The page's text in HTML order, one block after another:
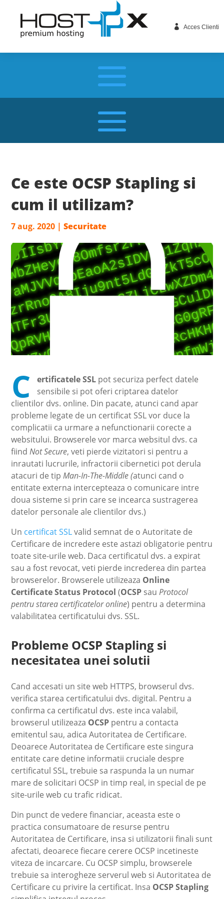
 Acces Clienti
Ce este OCSP Stapling si
cum il utilizam?
7 aug. 2020 |Securitate
C ertificatele SSL pot securiza perfect datele
sensibile si pot oferi criptarea datelor
clientilor dvs. online. Din pacate, atunci cand apar
probleme legate de un certificat SSL vor duce la
complicatii ca urmare a nefunctionarii corecte a
websitului. Browserele vor marca websitul dvs. ca
fiindNot Secure, veti pierde vizitatori si pentru a
inrautati lucrurile, infractorii cibernetici pot derula
atacuri de tipMan-In-The-Middle (atunci cand o
entitate externa intercepteaza o comunicare intre
doua sisteme si prin care se incearca sustragerea
datelor personale ale clientilor dvs.)
Un certificat SSLvalid semnat de o Autoritate de
Certificare de incredere este astazi obligatorie pentru
toate site-urile web. Daca certificatul dvs. a expirat
sau a fost revocat, veti pierde increderea din partea
browserelor. Browserele utilizeaza Online
Certificate Status Protocol (OCSP sauProtocol
pentru starea certificatelor online) pentru a determina
valabilitatea certificatului dvs. SSL.
Probleme OCSP Stapling si
necesitatea unei solutii
Cand accesati un site web HTTPS, browserul dvs.
verifica starea certificatului dvs. digital. Pentru a
confirma ca certificatul dvs. este inca valabil,
browserul utilizeaza OCSP pentru a contacta
emitentul sau, adica Autoritatea de Certificare.
Deoarece Autoritatea de Certificare este singura
entitate care detine informatii cruciale despre
certificatul SSL, trebuie sa raspunda la un numar
mare de solicitari OCSP in timp real, in special de pe
site-urile web cu trafic ridicat.
Din punct de vedere financiar, aceasta este o
practica consumatoare de resurse pentru
Autoritatea de Certificare, insa si utilizatorii finali sunt
afectati, deoarece fiecare cerere OCSP incetineste
viteza de incarcare. Cu OCSP simplu, browserele
trebuie sa interogheze serverul web si Autoritatea de
Certificare cu privire la certificat. Insa OCSP Stapling